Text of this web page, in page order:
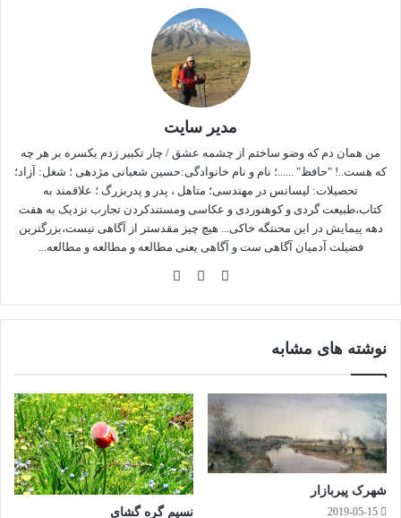
خیابان مطهری
خیابان مطهری
مدیر سایت
من همان دم که وضو ساختم از چشمه عشق / چار تکبیر زدم یکسره بر هر چه
که هست..! "حافظ" ......؛ نام و نام خانوادگی:حسین شعبانی مژدهی ؛ شغل: آزاد؛
تحصیلات: لیسانس در مهندسی؛ متاهل ، پدر و پدربزرگ ؛ علاقمند به
کتاب،طبیعت گردی و کوهنوردی و عکاسی ومستندکردن تجارب نزدیک به هفت
دهه پیمایش در این محنتگه خاکی... هیچ چیز مقدستر از آگاهی نیست،بزرگترین
فضیلت آدمیان آگاهی ست و آگاهی یعنی مطالعه و مطالعه و مطالعه...
وبس
فی
وک گرا
نوشته های مشابه
شهرک پیربازار
2019-05-15 نسیم گره گشای